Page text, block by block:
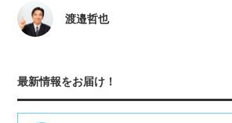
渡邉哲也
最新情報をお届け！